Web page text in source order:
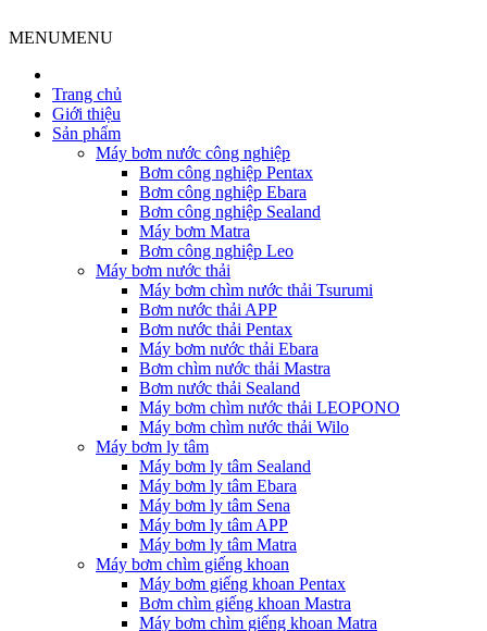
MENUMENU
Trang chủ
Giới thiệu
Sản phẩm
Máy bơm nước công nghiệp
Bơm công nghiệp Pentax
Bơm công nghiệp Ebara
Bơm công nghiệp Sealand
Máy bơm Matra
Bơm công nghiệp Leo
Máy bơm nước thải
Máy bơm chìm nước thải Tsurumi
Bơm nước thải APP
Bơm nước thải Pentax
Máy bơm nước thải Ebara
Bơm chìm nước thải Mastra
Bơm nước thải Sealand
Máy bơm chìm nước thải LEOPONO
Máy bơm chìm nước thải Wilo
Máy bơm ly tâm
Máy bơm ly tâm Sealand
Máy bơm ly tâm Ebara
Máy bơm ly tâm Sena
Máy bơm ly tâm APP
Máy bơm ly tâm Matra
Máy bơm chìm giếng khoan
Máy bơm giếng khoan Pentax
Bơm chìm giếng khoan Mastra
Máy bơm chìm giếng khoan Matra